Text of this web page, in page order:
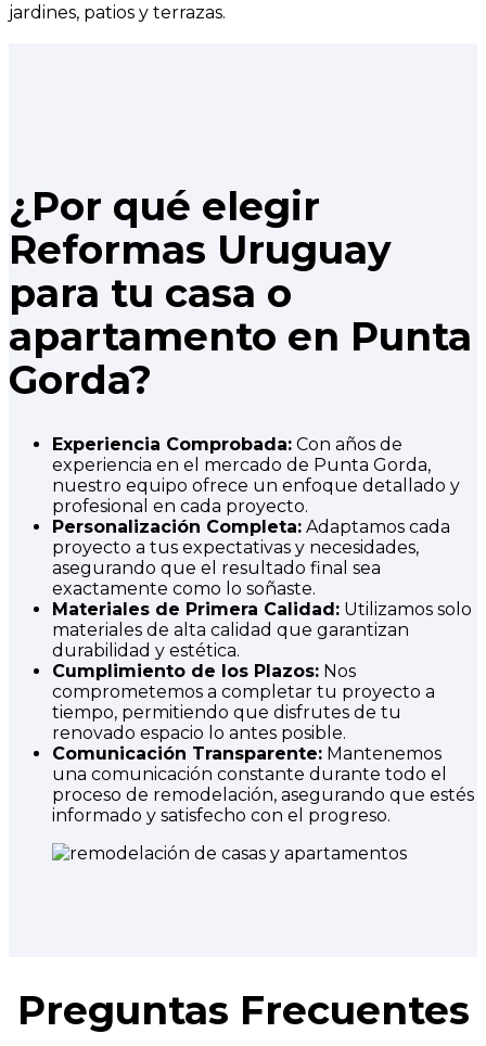
jardines, patios y terrazas.
¿Por qué elegir
Reformas Uruguay
para tu casa o
apartamento en Punta
Gorda?
Experiencia Comprobada: Con años de
experiencia en el mercado de Punta Gorda,
nuestro equipo ofrece un enfoque detallado y
profesional en cada proyecto.
Personalización Completa: Adaptamos cada
proyecto a tus expectativas y necesidades,
asegurando que el resultado final sea
exactamente como lo soñaste.
Materiales de Primera Calidad: Utilizamos solo
materiales de alta calidad que garantizan
durabilidad y estética.
Cumplimiento de los Plazos: Nos
comprometemos a completar tu proyecto a
tiempo, permitiendo que disfrutes de tu
renovado espacio lo antes posible.
Comunicación Transparente: Mantenemos
una comunicación constante durante todo el
proceso de remodelación, asegurando que estés
informado y satisfecho con el progreso.
Preguntas Frecuentes